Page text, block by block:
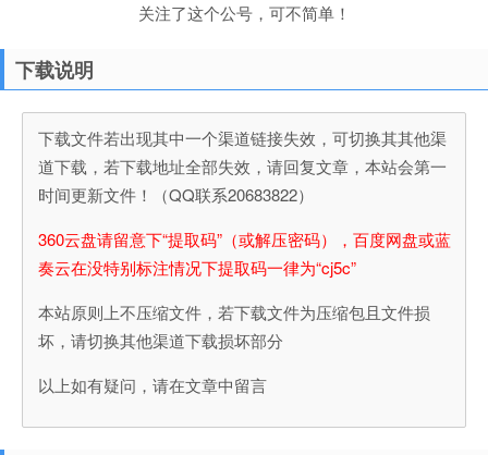
关注了这个公号，可不简单！
下载说明
下载文件若出现其中一个渠道链接失效，可切换其其他渠
道下载，若下载地址全部失效，请回复文章，本站会第一
时间更新文件！（QQ联系20683822）
360云盘请留意下“提取码”（或解压密码），百度网盘或蓝
奏云在没特别标注情况下提取码一律为“cj5c”
本站原则上不压缩文件，若下载文件为压缩包且文件损
坏，请切换其他渠道下载损坏部分
以上如有疑问，请在文章中留言